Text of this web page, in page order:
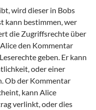
wird dieser in Bobs
kann bestimmen, wer
die Zugriffsrechte über
den Kommentar
geben. Er kann
oder einer
Ob der Kommentar
kann Alice
verlinkt, oder dies